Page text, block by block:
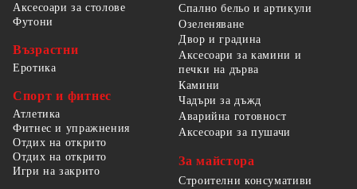
Аксесоари за столове
Футони
Възрастни
Еротика
Спорт и фитнес
Атлетика
Фитнес и упражнения
Отдих на открито
Отдих на открито
Игри на закрито
Спално бельо и артикули
Озеленяване
Двор и градина
Аксесоари за камини и
печки на дърва
Камини
Чадъри за дъжд
Аварийна готовност
Аксесоари за пушачи
За майстора
Строителни консумативи